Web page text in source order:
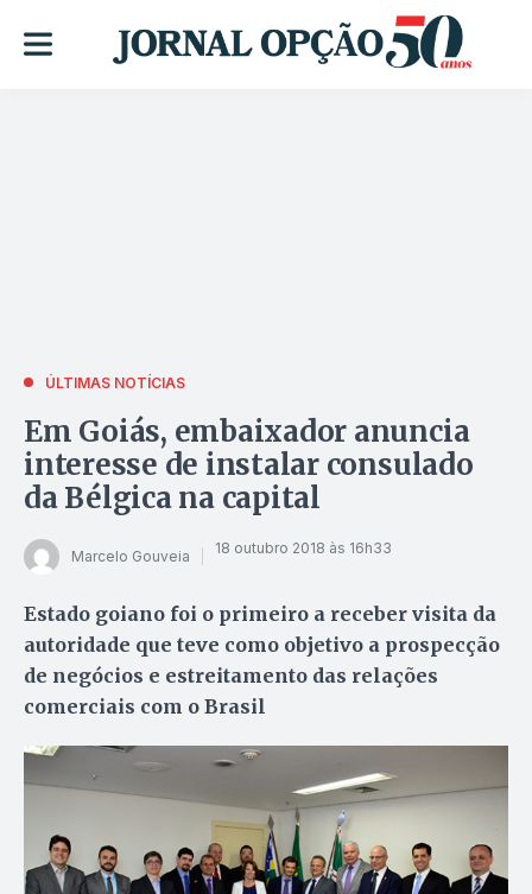
ÚLTIMAS NOTÍCIAS
Em Goiás, embaixador anuncia
interesse de instalar consulado
da Bélgica na capital
Marcelo Gouveia 18 outubro 2018 às 16h33
Estado goiano foi o primeiro a receber visita da
autoridade que teve como objetivo a prospecção
de negócios e estreitamento das relações
comerciais com o Brasil